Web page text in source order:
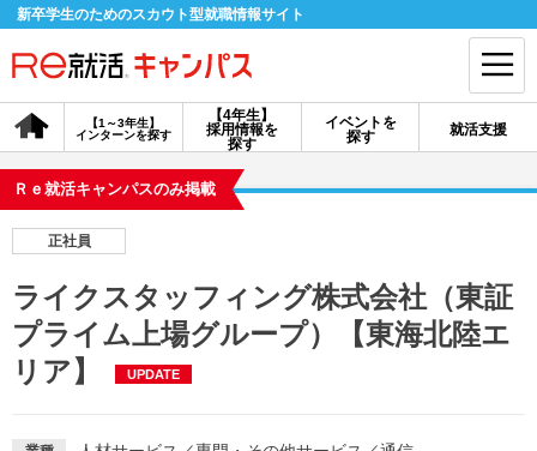
新卒学生のためのスカウト型就職情報サイト
【4年生】
採用情報を
探す
【1～3年生】
インターンを探す
イベントを
探す
就活支援
会員登録 ログイン
探す
【4年生】
採用情報を探す
【4年生】
【1～3年生】
イベントを探す スカウト
Ｒｅ就活キャンパスのみ掲載
正社員
ライクスタッフィング株式会社（東証
プライム上場グループ）【東海北陸エ
リア】
UPDATE